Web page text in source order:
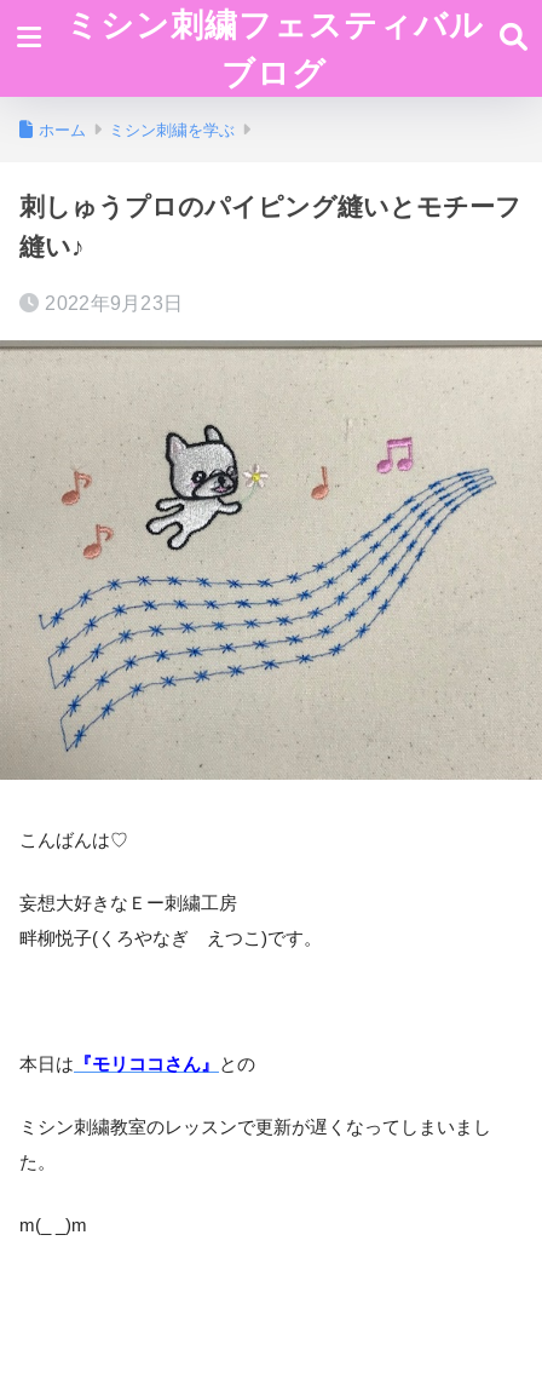
ミシン刺繍フェスティバル
ブログ
ホーム ミシン刺繍を学ぶ
刺しゅうプロのパイピング縫いとモチーフ
縫い♪
2022年9月23日
こんばんは♡
妄想大好きなＥー刺繍工房
畔柳悦子(くろやなぎ えつこ)です。
本日は 『モリココさん』 との
ミシン刺繍教室のレッスンで更新が遅くなってしまいまし
た。
m(_ _)m